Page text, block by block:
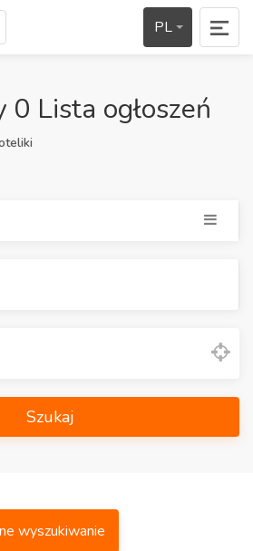
PL
Lista ogłoszeń
Szukaj
wyszukiwanie